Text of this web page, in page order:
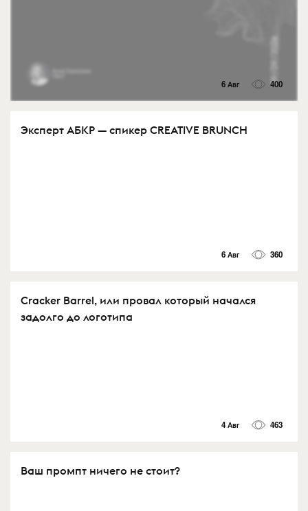
6 Авг 400
Эксперт АБКР — спикер CREATIVE BRUNCH
6 Авг 360
Cracker Barrel, или провал который начался
задолго до логотипа
4 Авг 463
Ваш промпт ничего не стоит?